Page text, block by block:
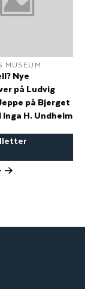
MUSEUM
Nye
på Ludvig
på Bjerget
Inga H. Undheim